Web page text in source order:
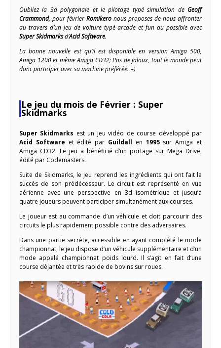
Oubliez la 3d polygonale et le pilotage typé simulation de Geoff
Crammond, pour février Romikero nous proposes de nous affronter
au travers d’un jeu de voiture typé arcade et fun au possible avec
Super Skidmarksd’Acid Software.
La bonne nouvelle est qu’il est disponible en version Amiga 500,
Amiga 1200 et même Amiga CD32; Pas de jaloux, tout le monde peut
donc participer avec sa machine préférée. =)
Le jeu du mois de Février : Super
Skidmarks
Super Skidmarks est un jeu vidéo de course développé par
Acid Software et édité par Guildall en 1995sur Amiga et
Amiga CD32. Le jeu a bénéficié d’un portage sur Mega Drive,
édité par Codemasters.
Suite de Skidmarks, le jeu reprend les ingrédients qui ont fait le
succès de son prédécesseur. Le circuit est représenté en vue
aérienne avec une perspective en 3d isométrique et jusqu’à
quatre joueurs peuvent participer simultanément aux courses.
Le joueur est au commande d’un véhicule et doit parcourir des
circuits le plus rapidement possible contre des adversaires.
Dans une partie secrète, accessible en ayant complété le mode
championnat, le jeu dispose d’un véhicule supplémentaire et d’un
mode appelé championnat poids lourd. Il s’agit en fait d’une
course déjantée et très rapide de bovins sur roues.